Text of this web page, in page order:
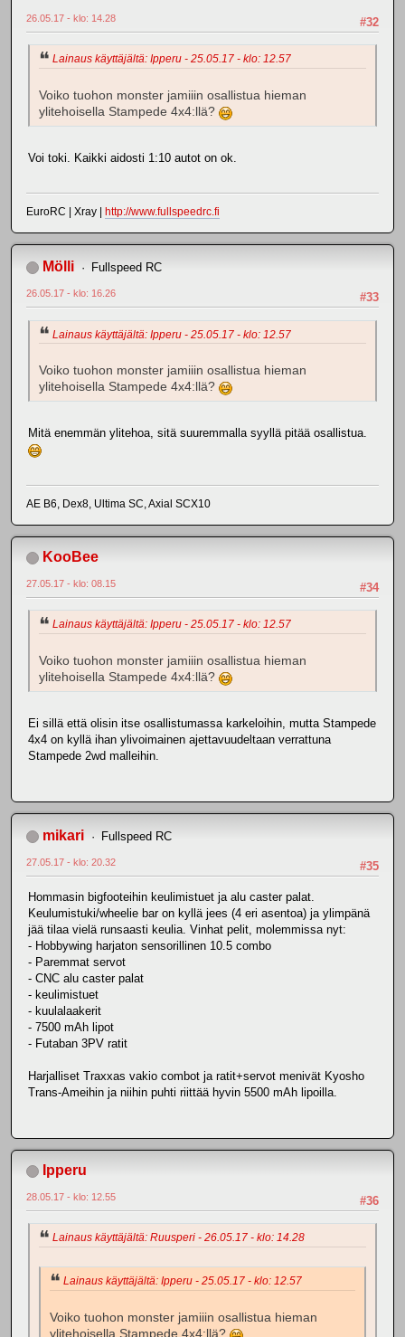
#32
26.05.17 - klo: 14.28
Lainaus käyttäjältä: Ipperu - 25.05.17 - klo: 12.57
Voiko tuohon monster jamiiin osallistua hieman
ylitehoisella Stampede 4x4:llä?
Voi toki. Kaikki aidosti 1:10 autot on ok.
EuroRC | Xray | http://www.fullspeedrc.fi
Mölli Fullspeed RC
#33
26.05.17 - klo: 16.26
Lainaus käyttäjältä: Ipperu - 25.05.17 - klo: 12.57
Voiko tuohon monster jamiiin osallistua hieman
ylitehoisella Stampede 4x4:llä?
Mitä enemmän ylitehoa, sitä suuremmalla syyllä pitää osallistua.
AE B6, Dex8, Ultima SC, Axial SCX10
KooBee
#34
27.05.17 - klo: 08.15
Lainaus käyttäjältä: Ipperu - 25.05.17 - klo: 12.57
Voiko tuohon monster jamiiin osallistua hieman
ylitehoisella Stampede 4x4:llä?
Ei sillä että olisin itse osallistumassa karkeloihin, mutta Stampede
4x4 on kyllä ihan ylivoimainen ajettavuudeltaan verrattuna
Stampede 2wd malleihin.
mikari Fullspeed RC
#35
27.05.17 - klo: 20.32
Hommasin bigfooteihin keulimistuet ja alu caster palat.
Keulumistuki/wheelie bar on kyllä jees (4 eri asentoa) ja ylimpänä
jää tilaa vielä runsaasti keulia. Vinhat pelit, molemmissa nyt:
- Hobbywing harjaton sensorillinen 10.5 combo
- Paremmat servot
- CNC alu caster palat
- keulimistuet
- kuulalaakerit
- 7500 mAh lipot
- Futaban 3PV ratit
Harjalliset Traxxas vakio combot ja ratit+servot menivät Kyosho
Trans-Ameihin ja niihin puhti riittää hyvin 5500 mAh lipoilla.
Ipperu
#36
28.05.17 - klo: 12.55
Lainaus käyttäjältä: Ruusperi - 26.05.17 - klo: 14.28
Lainaus käyttäjältä: Ipperu - 25.05.17 - klo: 12.57
Voiko tuohon monster jamiiin osallistua hieman
ylitehoisella Stampede 4x4:llä?